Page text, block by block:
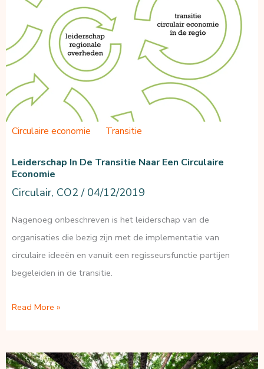
waarde
in
vastgoed
Circulaire economie Transitie
Leiderschap In De Transitie Naar Een Circulaire
Economie
Circulair, CO2 / 04/12/2019
Nagenoeg onbeschreven is het leiderschap van de
organisaties die bezig zijn met de implementatie van
circulaire ideeën en vanuit een regisseursfunctie partijen
begeleiden in de transitie.
Leiderschap
transitie
Read More »